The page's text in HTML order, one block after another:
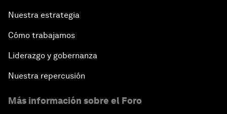
Nuestra estrategia
Cómo trabajamos
Liderazgo y gobernanza
Nuestra repercusión
Más información sobre el Foro